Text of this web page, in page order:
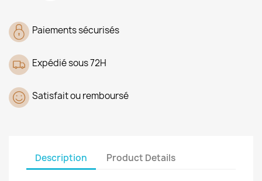
Paiements sécurisés
Expédié sous 72H
Satisfait ou remboursé
Description Product Details